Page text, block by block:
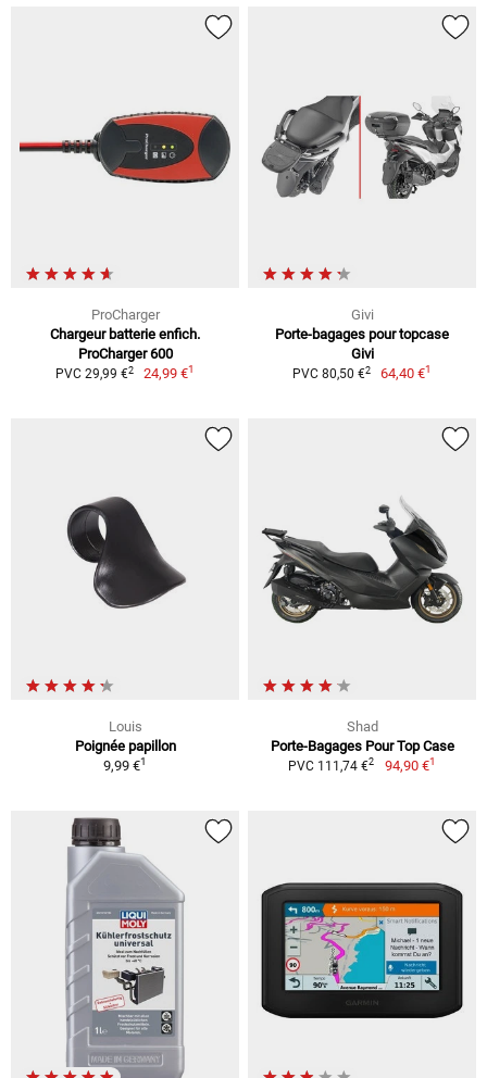
ProCharger
Chargeur batterie enfich.
ProCharger 600
PVC 29,99 €2 24,99 €1
Givi
Porte-bagages pour topcase
Givi
PVC 80,50 €2 64,40 €1
Louis
Poignée papillon
9,99 €1
Shad
Porte-Bagages Pour Top Case
PVC 111,74 €2 94,90 €1